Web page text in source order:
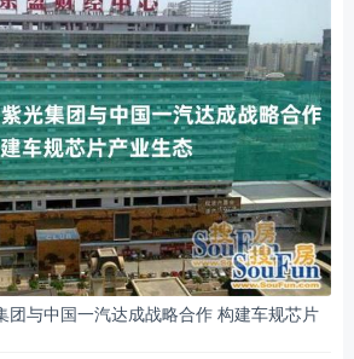
团与中国一汽达成战略合作 构建车规芯片